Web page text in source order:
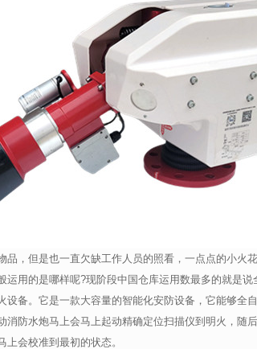
品，但是也一直欠缺工作人员的照看，一点点的小火
运用的是哪样呢?现阶段中国仓库运用数最多的就是
设备。它是一款大容量的智能化安防设备，它能够全
消防水炮马上会马上起动精确定位扫描仪到明火，随
会校准到最初的状态。